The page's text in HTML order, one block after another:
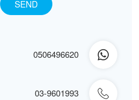
0506496620
03-9601993